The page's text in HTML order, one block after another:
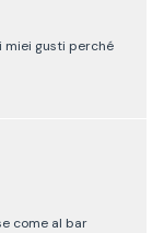
miei gusti perché
come al bar